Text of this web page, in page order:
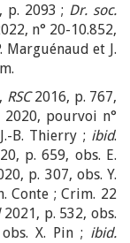
p. 2093 ; Dr. soc.
n° 20-10.852,
Marguénaud et J.
RSC2016, p. 767,
pourvoi n°
B. Thierry ; ibid.
p. 659, obs. E.
p. 307, obs. Y.
Conte ; Crim. 22
2021, p. 532, obs.
X. Pin ; ibid.